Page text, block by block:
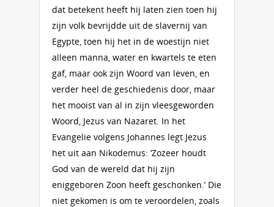
dat betekent heeft hij laten zien toen hij
zijn volk bevrijdde uit de slavernij van
Egypte, toen hij het in de woestijn niet
alleen manna, water en kwartels te eten
gaf, maar ook zijn Woord van leven, en
verder heel de geschiedenis door, maar
het mooist van al in zijn vleesgeworden
Woord, Jezus van Nazaret. In het
Evangelie volgens Johannes legt Jezus
het uit aan Nikodemus: ‘Zozeer houdt
God van de wereld dat hij zijn
eniggeboren Zoon heeft geschonken.’ Die
niet gekomen is om te veroordelen, zoals